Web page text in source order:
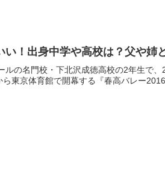
い！出身中学や高校は？父や姉
ルの名門校・下北沢成徳高校の2年生で
東京体育館で開幕する『春高バレー